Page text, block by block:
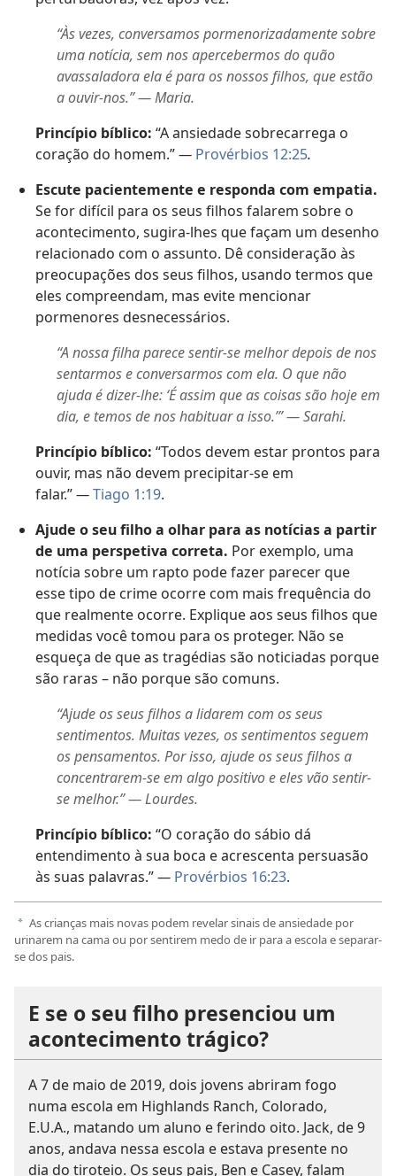
“Às vezes, conversamos pormenorizadamente sobre
uma notícia, sem nos apercebermos do quão
avassaladora ela é para os nossos filhos, que estão
a ouvir-nos.” — Maria.
Princípio bíblico: “A ansiedade sobrecarrega o
coração do homem.”— Provérbios 12:25.
Escute pacientemente e responda com empatia.
Se for difícil para os seus filhos falarem sobre o
acontecimento, sugira-lhes que façam um desenho
relacionado com o assunto. Dê consideração às
preocupações dos seus filhos, usando termos que
eles compreendam, mas evite mencionar
pormenores desnecessários.
“A nossa filha parece sentir-se melhor depois de nos
sentarmos e conversarmos com ela. O que não
ajuda é dizer-lhe: ‘É assim que as coisas são hoje em
dia, e temos de nos habituar a isso.’” — Sarahi.
Princípio bíblico: “Todos devem estar prontos para
ouvir, mas não devem precipitar-se em
falar.”—Tiago 1:19.
Ajude o seu filho a olhar para as notícias a partir
de uma perspetiva correta. Por exemplo, uma
notícia sobre um rapto pode fazer parecer que
esse tipo de crime ocorre com mais frequência do
que realmente ocorre. Explique aos seus filhos que
medidas você tomou para os proteger. Não se
esqueça de que as tragédias são noticiadas porque
são raras – não porque são comuns.
“Ajude os seus filhos a lidarem com os seus
sentimentos. Muitas vezes, os sentimentos seguem
os pensamentos. Por isso, ajude os seus filhos a
concentrarem-se em algo positivo e eles vão sentir-
se melhor.” — Lourdes.
Princípio bíblico: “O coração do sábio dá
entendimento à sua boca e acrescenta persuasão
às suas palavras.”— Provérbios 16:23.
a As crianças mais novas podem revelar sinais de ansiedade por
urinarem na cama ou por sentirem medo de ir para a escola e separar-
se dos pais.
E se o seu filho presenciou um
acontecimento trágico?
A 7 de maio de 2019, dois jovens abriram fogo
numa escola em Highlands Ranch, Colorado,
E.U.A., matando um aluno e ferindo oito. Jack, de 9
anos, andava nessa escola e estava presente no
dia do tiroteio. Os seus pais, Ben e Casey, falam